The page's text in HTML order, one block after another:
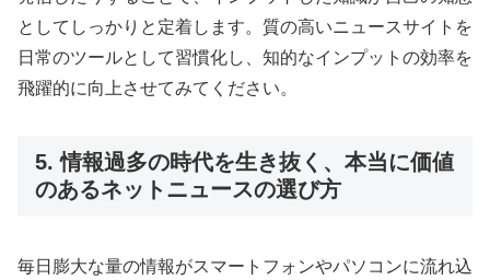
としてしっかりと定着します。質の高いニュースサイトを
日常のツールとして習慣化し、知的なインプットの効率を
飛躍的に向上させてみてください。
5. 情報過多の時代を生き抜く、本当に価値
のあるネットニュースの選び方
毎日膨大な量の情報がスマートフォンやパソコンに流れ込